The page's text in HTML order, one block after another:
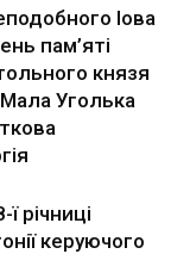
Іова
пам’яті
князя
Уголька
річниці
керуючого